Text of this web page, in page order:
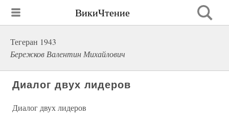
ВикиЧтение
Тегеран 1943
Бережков Валентин Михайлович
Диалог двух лидеров
Диалог двух лидеров